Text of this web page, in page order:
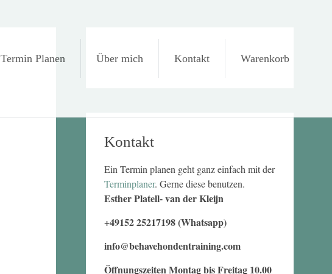
Termin Planen Über mich Kontakt Warenkorb
Kontakt
Ein Termin planen geht ganz einfach mit der
Terminplaner. Gerne diese benutzen.
Esther Platell- van der Kleijn
+49152 25217198 (Whatsapp)
info@behavehondentraining.com
Öffnungszeiten Montag bis Freitag 10.00